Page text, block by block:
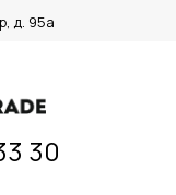
д. 95а
30